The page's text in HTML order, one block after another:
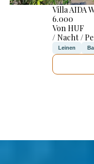
Villa AIDA
6.000
Von HUF
/ Nacht /
Leinen